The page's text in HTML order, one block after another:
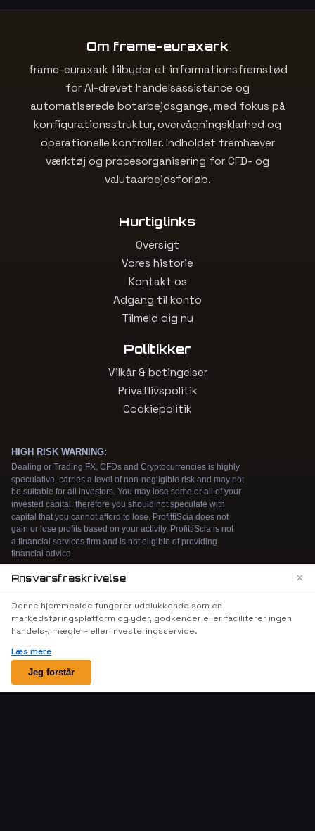
Om frame-euraxark
frame-euraxark tilbyder et informationsfremstød
for AI-drevet handelsassistance og
automatiserede botarbejdsgange, med fokus på
konfigurationsstruktur, overvågningsklarhed og
operationelle kontroller. Indholdet fremhæver
værktøj og procesorganisering for CFD- og
valutaarbejdsforløb.
Hurtiglinks
Oversigt
Vores historie
Kontakt os
Adgang til konto
Tilmeld dig nu
Politikker
Vilkår & betingelser
Privatlivspolitik
Cookiepolitik
experience. By continuing to use our website, you
agree to our use of cookies. See our
for more information.
Accept
Ansvarsfraskrivelse ×
Denne hjemmeside fungerer udelukkende som en
markedsføringsplatform og yder, godkender eller faciliterer ingen
handels-, mægler- eller investeringsservice.
Læs mere
Jeg forstår